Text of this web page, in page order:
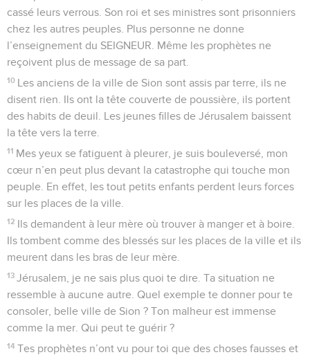
cassé leurs verrous. Son roi et ses ministres sont prisonniers
chez les autres peuples. Plus personne ne donne
l’enseignement du SEIGNEUR. Même les prophètes ne
reçoivent plus de message de sa part.
10 Les anciens de la ville de Sion sont assis par terre, ils ne
disent rien. Ils ont la tête couverte de poussière, ils portent
des habits de deuil. Les jeunes filles de Jérusalem baissent
la tête vers la terre.
11 Mes yeux se fatiguent à pleurer, je suis bouleversé, mon
cœur n’en peut plus devant la catastrophe qui touche mon
peuple. En effet, les tout petits enfants perdent leurs forces
sur les places de la ville.
12 Ils demandent à leur mère où trouver à manger et à boire.
Ils tombent comme des blessés sur les places de la ville et ils
meurent dans les bras de leur mère.
13 Jérusalem, je ne sais plus quoi te dire. Ta situation ne
ressemble à aucune autre. Quel exemple te donner pour te
consoler, belle ville de Sion ? Ton malheur est immense
comme la mer. Qui peut te guérir ?
14 Tes prophètes n’ont vu pour toi que des choses fausses et